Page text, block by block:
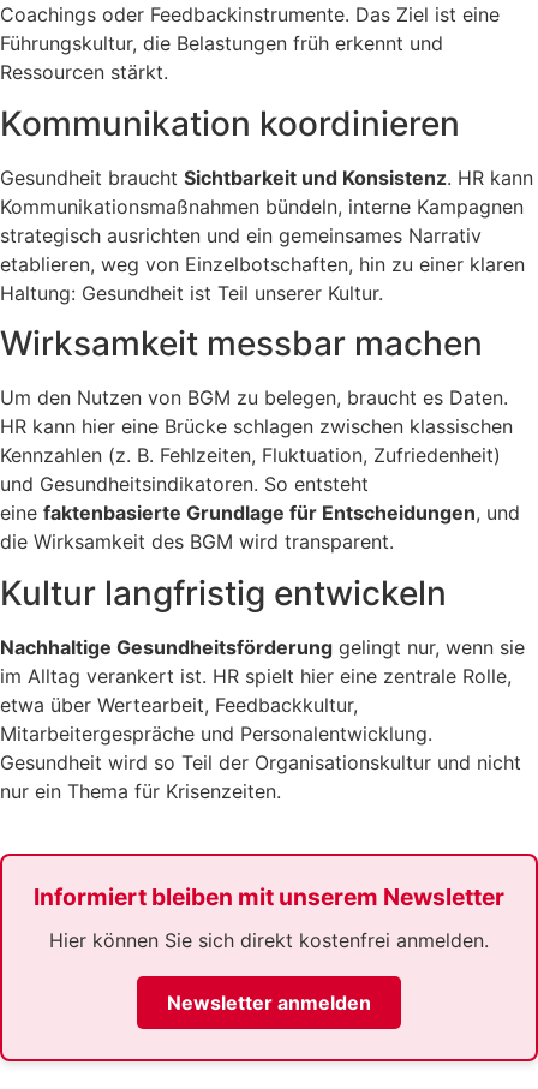
Coachings oder Feedbackinstrumente. Das Ziel ist eine
Führungskultur, die Belastungen früh erkennt und
Ressourcen stärkt.
Kommunikation koordinieren
Gesundheit braucht Sichtbarkeit und Konsistenz. HR kann
Kommunikationsmaßnahmen bündeln, interne Kampagnen
strategisch ausrichten und ein gemeinsames Narrativ
etablieren, weg von Einzelbotschaften, hin zu einer klaren
Haltung: Gesundheit ist Teil unserer Kultur.
Wirksamkeit messbar machen
Um den Nutzen von BGM zu belegen, braucht es Daten.
HR kann hier eine Brücke schlagen zwischen klassischen
Kennzahlen (z. B. Fehlzeiten, Fluktuation, Zufriedenheit)
und Gesundheitsindikatoren. So entsteht
eine faktenbasierte Grundlage für Entscheidungen, und
die Wirksamkeit des BGM wird transparent.
Kultur langfristig entwickeln
Nachhaltige Gesundheitsförderung gelingt nur, wenn sie
im Alltag verankert ist. HR spielt hier eine zentrale Rolle,
etwa über Wertearbeit, Feedbackkultur,
Mitarbeitergespräche und Personalentwicklung.
Gesundheit wird so Teil der Organisationskultur und nicht
nur ein Thema für Krisenzeiten.
Informiert bleiben mit unserem Newsletter
Hier können Sie sich direkt kostenfrei anmelden.
Newsletter anmelden